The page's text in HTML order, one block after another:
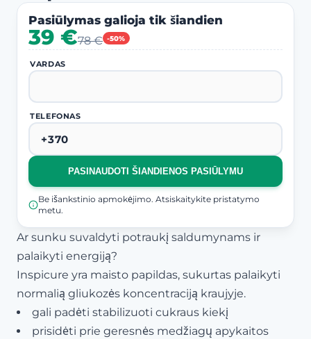
Pasiūlymas galioja tik šiandien
-50%
39 €78 €
VARDAS
TELEFONAS
PASINAUDOTI ŠIANDIENOS PASIŪLYMU
Be išankstinio apmokėjimo. Atsiskaitykite pristatymo
metu.
Ar sunku suvaldyti potraukį saldumynams ir
palaikyti energiją?
Inspicure yra maisto papildas, sukurtas palaikyti
normalią gliukozės koncentraciją kraujyje.
gali padėti stabilizuoti cukraus kiekį
prisidėti prie geresnės medžiagų apykaitos